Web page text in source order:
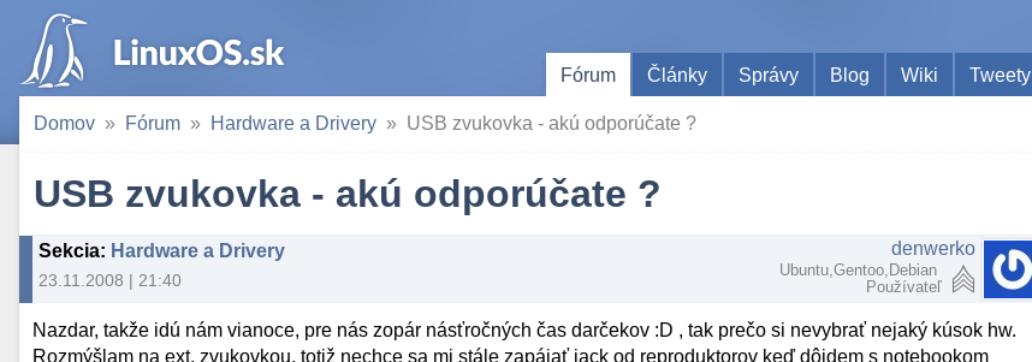
Fórum
Články Správy Blog Wiki Tweety
Domov Fórum Hardware a Drivery USB zvukovka - akú odporúčate ?
USB zvukovka - akú odporúčate ?
Sekcia: Hardware a Drivery
23.11.2008 | 21:40
denwerko
Ubuntu,Gentoo,Debian
Používateľ
Nazdar, takže idú nám vianoce, pre nás zopár násťročných čas darčekov :D , tak prečo si nevybrať nejaký kúsok hw.
Rozmýšlam na ext. zvukovkou, totiž nechce sa mi stále zapájať jack od reproduktorov keď dôjdem s notebookom